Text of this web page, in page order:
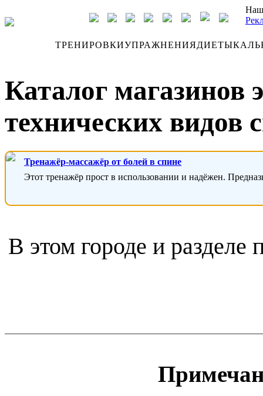
ТРЕНИРОВКИУПРАЖНЕНИЯДИЕТЫ
Каталог магазинов
технических видов
Тренажёр-массажёр от болей в спине
Этот тренажёр прост в использовании и надёжен.
В этом городе и разделе